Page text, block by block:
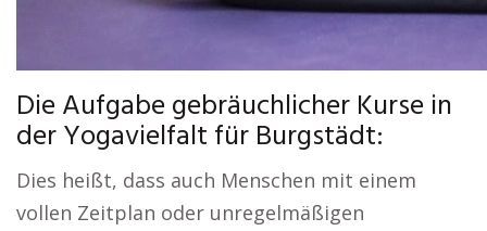
Die Aufgabe gebräuchlicher Kurse in
der Yogavielfalt für Burgstädt:
Dies heißt, dass auch Menschen mit einem
vollen Zeitplan oder unregelmäßigen